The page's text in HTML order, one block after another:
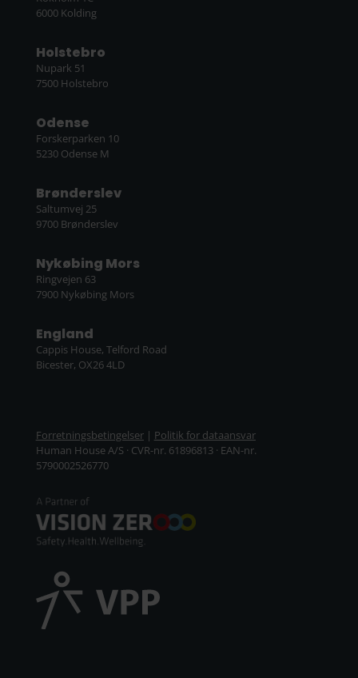
6000 Kolding
Holstebro
Nupark 51
7500 Holstebro
Odense
Forskerparken 10
5230 Odense M
Brønderslev
Saltumvej 25
9700 Brønderslev
Nykøbing Mors
Ringvejen 63
7900 Nykøbing Mors
England
Cappis House, Telford Road
Bicester, OX26 4LD
Forretningsbetingelser| Politik for dataansvar
Human House A/S · CVR-nr. 61896813 · EAN-nr.
5790002526770